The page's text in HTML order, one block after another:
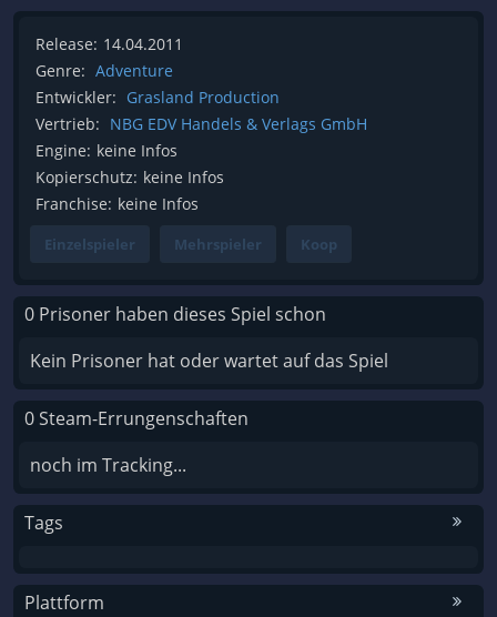
Release: 14.04.2011
Genre: Adventure
Entwickler: Grasland Production
Vertrieb: NBG EDV Handels & Verlags GmbH
Engine: keine Infos
Kopierschutz: keine Infos
Franchise: keine Infos
Einzelspieler Mehrspieler Koop
0 Prisoner haben dieses Spiel schon
Kein Prisoner hat oder wartet auf das Spiel
0 Steam-Errungenschaften
noch im Tracking...
Tags
Plattform